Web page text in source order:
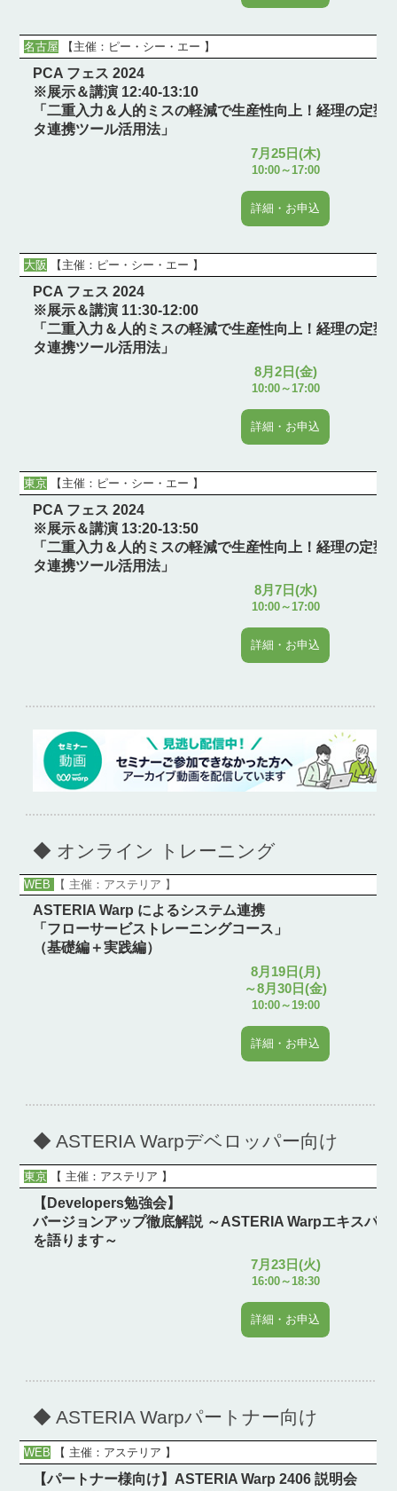
名古屋 【主催： ピー・シー・エー 】
PCA フェス 2024
※展示＆講演 12:40-13:10
「二重入力＆人的ミスの軽減で生産性向上！経理の定型
タ連携ツール活用法」
7月25日(木)
10:00～17:00
詳細・お申込
大阪 【主催： ピー・シー・エー 】
PCA フェス 2024
※展示＆講演 11:30-12:00
「二重入力＆人的ミスの軽減で生産性向上！経理の定型
タ連携ツール活用法」
8月2日(金)
10:00～17:00
詳細・お申込
東京 【主催： ピー・シー・エー 】
PCA フェス 2024
※展示＆講演 13:20-13:50
「二重入力＆人的ミスの軽減で生産性向上！経理の定型
タ連携ツール活用法」
8月7日(水)
10:00～17:00
詳細・お申込
◆ オンライン トレーニング
WEB 【 主催：アステリア 】
ASTERIA Warp によるシステム連携
「フローサービストレーニングコース」
（基礎編＋実践編）
8月19日(月)
～8月30日(金)
10:00～19:00
詳細・お申込
◆ ASTERIA Warpデベロッパー向け
東京 【 主催：アステリア 】
【Developers勉強会】
バージョンアップ徹底解説 ～ASTERIA Warpエキスパ
を語ります～
7月23日(火)
16:00～18:30
詳細・お申込
◆ ASTERIA Warpパートナー向け
WEB 【 主催：アステリア 】
【パートナー様向け】ASTERIA Warp 2406 説明会